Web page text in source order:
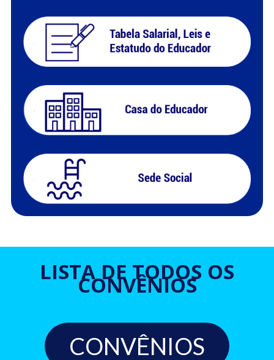
LISTA DE TODOS OS
CONVÊNIOS
CONVÊNIOS